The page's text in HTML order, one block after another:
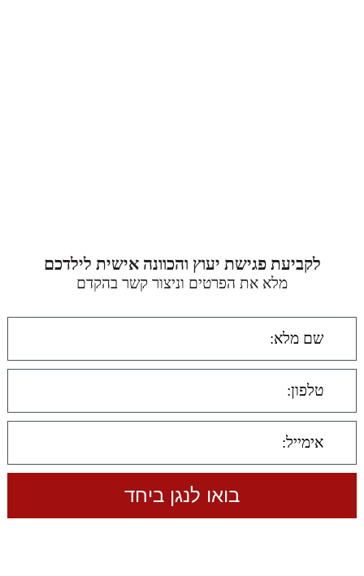
לקביעת פגישת יעוץ והכוונה אישית לילדכם
מלא את הפרטים וניצור קשר בהקדם